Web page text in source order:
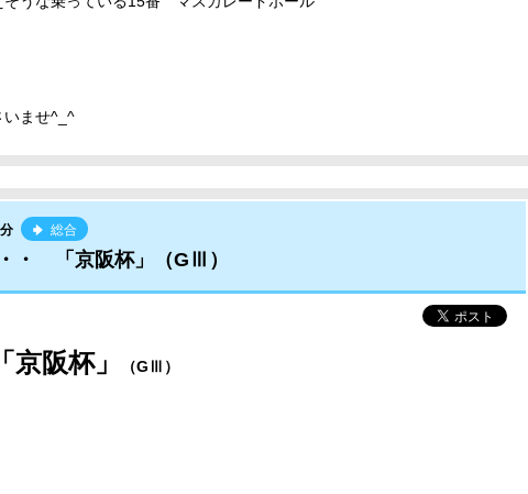
いませ^_^
総合
・ 「京阪杯」（GⅢ）
「京阪杯」 （GⅢ）